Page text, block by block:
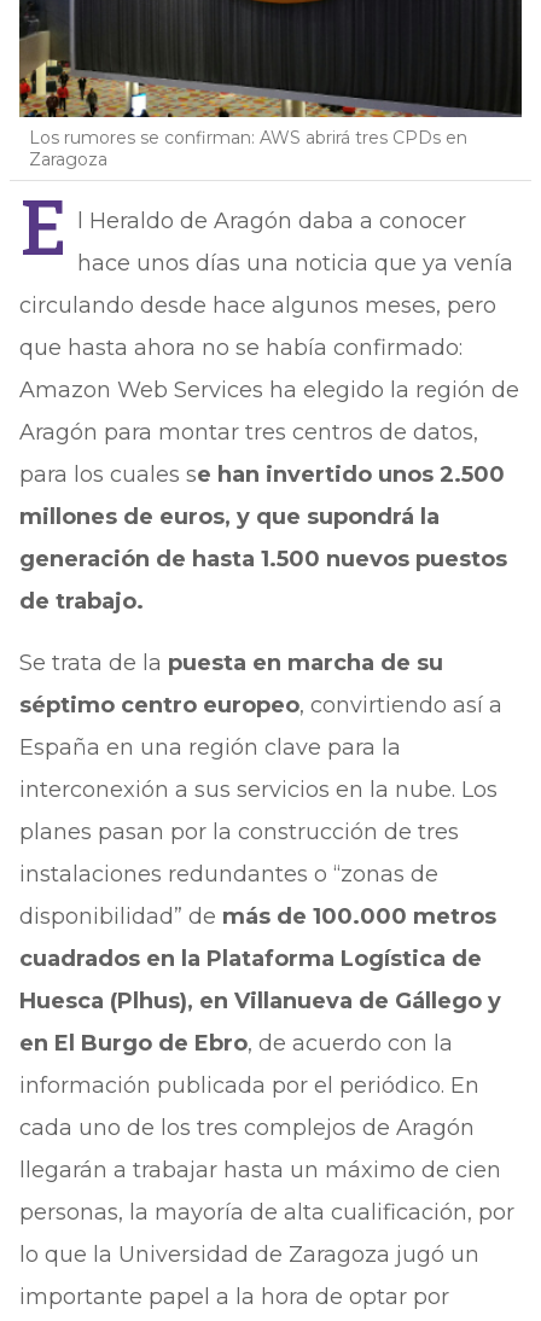
Los rumores se confirman: AWS abrirá tres CPDs en
Zaragoza
E
l Heraldo de Aragón daba a conocer
hace unos días una noticia que ya venía
circulando desde hace algunos meses, pero
que hasta ahora no se había confirmado:
Amazon Web Services ha elegido la región de
Aragón para montar tres centros de datos,
para los cuales se han invertido unos 2.500
millones de euros, y que supondrá la
generación de hasta 1.500 nuevos puestos
de trabajo.
Se trata de la puesta en marcha de su
séptimo centro europeo, convirtiendo así a
España en una región clave para la
interconexión a sus servicios en la nube. Los
planes pasan por la construcción de tres
instalaciones redundantes o “zonas de
disponibilidad” de más de 100.000 metros
cuadrados en la Plataforma Logística de
Huesca (Plhus), en Villanueva de Gállego y
en El Burgo de Ebro, de acuerdo con la
información publicada por el periódico. En
cada uno de los tres complejos de Aragón
llegarán a trabajar hasta un máximo de cien
personas, la mayoría de alta cualificación, por
lo que la Universidad de Zaragoza jugó un
importante papel a la hora de optar por